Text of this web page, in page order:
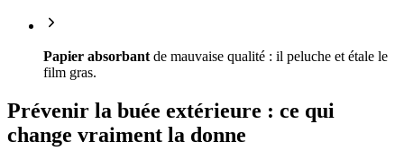
Papier absorbant de mauvaise qualité : il peluche et étale le
film gras.
Prévenir la buée extérieure : ce qui
change vraiment la donne